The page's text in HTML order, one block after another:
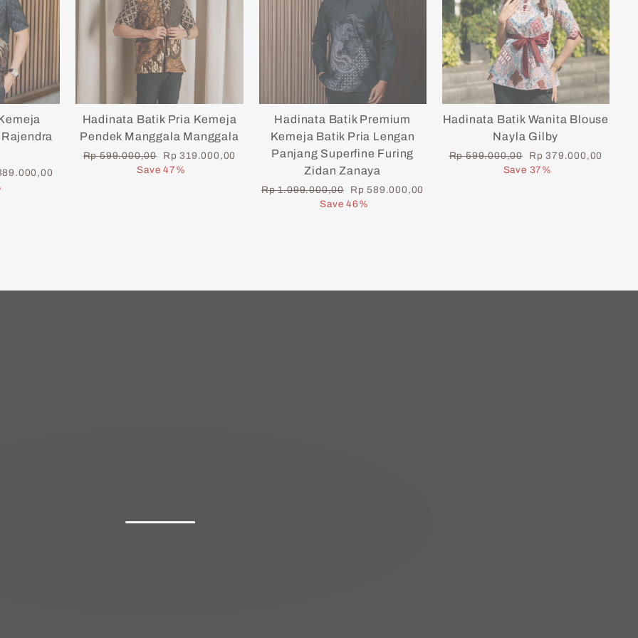
Hadinata Batik Pria Kemeja
Pendek Manggala Manggala
Regular
Rp 599.000,00
Sale
price
Rp 319.000,00
Save 47%
Hadinata Batik Premium
Kemeja Batik Pria Lengan
Panjang Superfine Furing
Zidan Zanaya
Regular
Rp 1.099.000,00
Sale
price
Rp 589.000,00
Save 46%
Hadinata Batik Wanita Blouse
Nayla Gilby
Regular
Rp 599.000,00
Sale
price
Rp 379.000,00
Save 37%